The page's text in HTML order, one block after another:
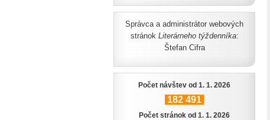
Správca a administrátor webových
stránok Literárneho týždenníka:
Štefan Cifra
Počet návštev od 1. 1. 2026
182 491
Počet stránok od 1. 1. 2026